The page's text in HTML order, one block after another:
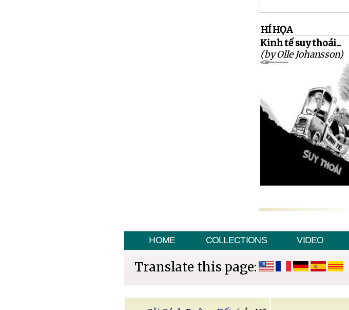
HÍ HỌA
Kinh tế suy thoái...
(by Olle Johansson)
HOME COLLECTIONS VIDEO
Translate this page: